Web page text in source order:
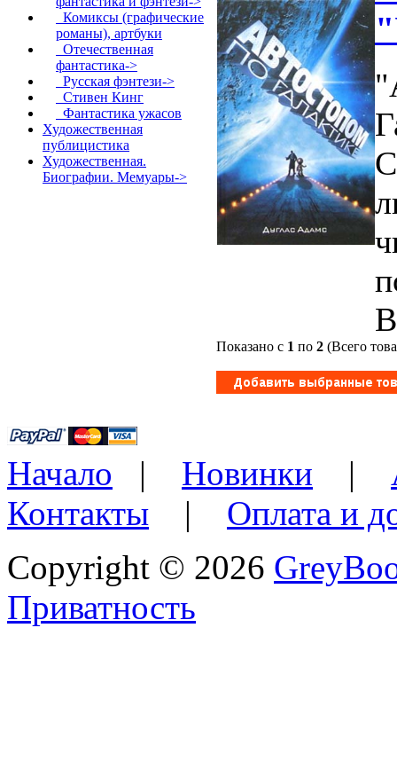
Комиксы (графические
романы), артбуки
Отечественная
фантастика->
Русская фэнтези->
Стивен Кинг
Фантастика ужасов
Художественная
публицистика
Художественная.
Биографии. Мемуары->
Показано с 1 по 2 (Всего
Начало | Новинки |
Контакты | Оплата и
Copyright © 2026
Приватность